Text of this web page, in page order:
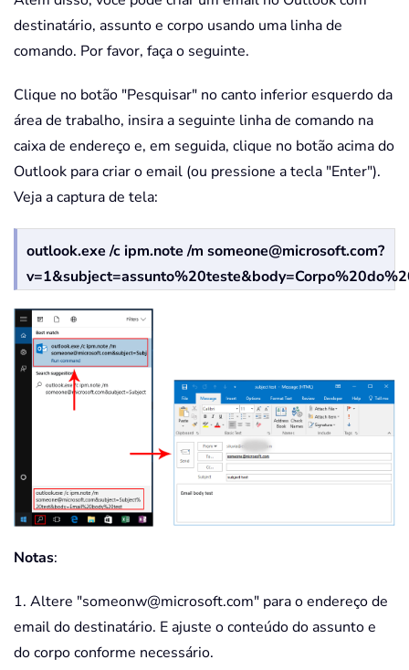
destinatário, assunto e corpo usando uma linha de
comando. Por favor, faça o seguinte.
Clique no botão "Pesquisar" no canto inferior esquerdo da
área de trabalho, insira a seguinte linha de comando na
caixa de endereço e, em seguida, clique no botão acima do
Outlook para criar o email (ou pressione a tecla "Enter").
Veja a captura de tela:
outlook.exe /c ipm.note /m someone@microsoft.com?
Notas:
1. Altere "someonw@microsoft.com" para o endereço de
email do destinatário. E ajuste o conteúdo do assunto e
do corpo conforme necessário.